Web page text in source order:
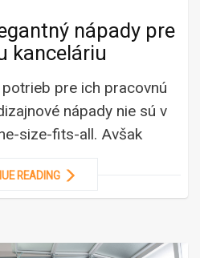
nápady pre
kanceláriu
pre ich pracovnú
nápady nie sú v
size-fits-all. Avšak
READING